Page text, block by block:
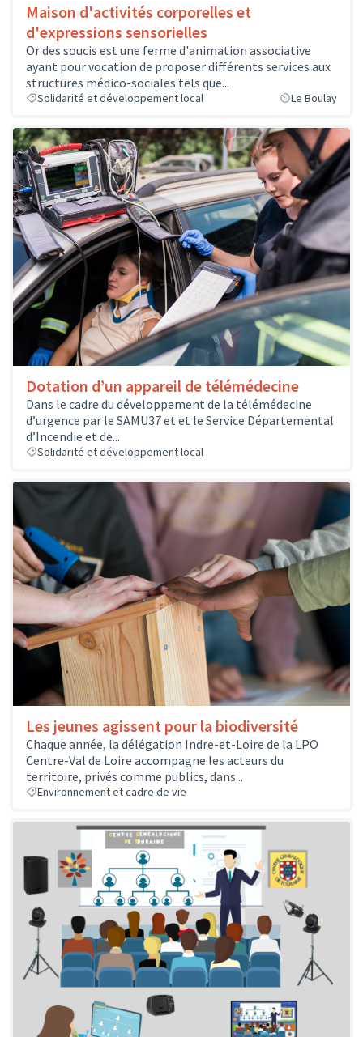
Maison d'activités corporelles et
d'expressions sensorielles
Or des soucis est une ferme d'animation associative
ayant pour vocation de proposer différents services aux
structures médico-sociales tels que...
Solidarité et développement local Le Boulay
Dotation d’un appareil de télémédecine
Dans le cadre du développement de la télémédecine
d’urgence par le SAMU37 et et le Service Départemental
d’Incendie et de...
Solidarité et développement local
Les jeunes agissent pour la biodiversité
Chaque année, la délégation Indre-et-Loire de la LPO
Centre-Val de Loire accompagne les acteurs du
territoire, privés comme publics, dans...
Environnement et cadre de vie